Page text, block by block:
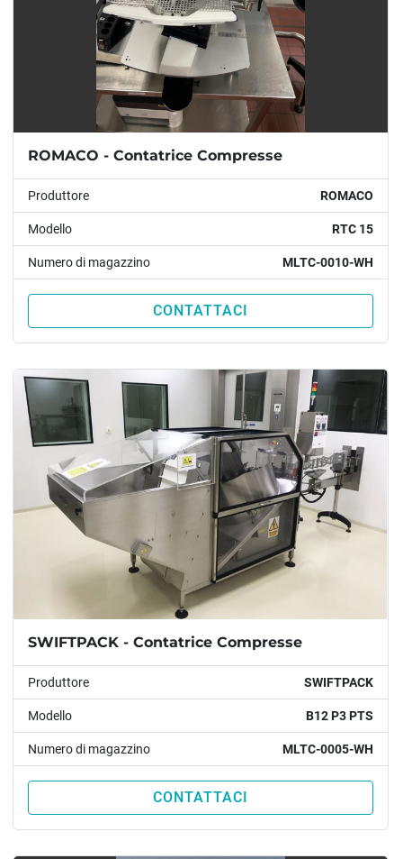
ROMACO - Contatrice Compresse
Produttore ROMACO
Modello RTC 15
Numero di magazzino MLTC-0010-WH
CONTATTACI
SWIFTPACK - Contatrice Compresse
Produttore SWIFTPACK
Modello B12 P3 PTS
Numero di magazzino MLTC-0005-WH
CONTATTACI